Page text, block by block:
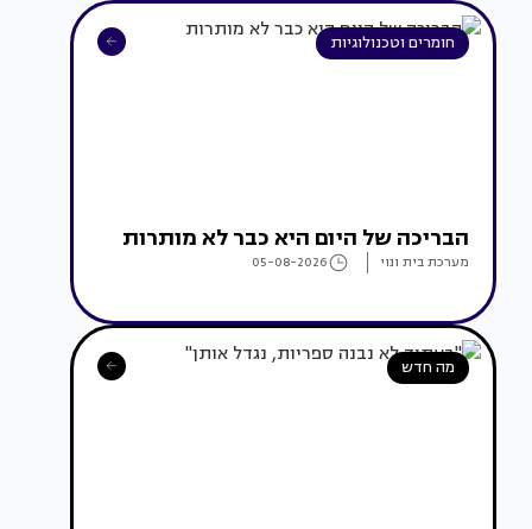
חומרים וטכנולוגיות
הבריכה של היום היא כבר לא מותרות
מערכת בית ונוי 05-08-2026
מה חדש